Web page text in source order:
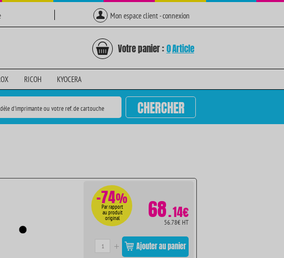
Mon espace client - connexion
Votre panier : 0Article
RICOH KYOCERA
d'imprimante ou votre ref. de cartouche CHERCHER
-74%
Par rapport
au produit
original 68.14€
56.78€ HT
Ajouter au panier